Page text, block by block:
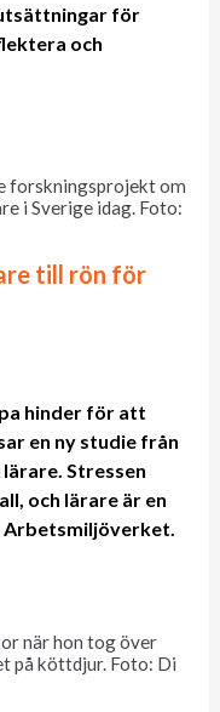
för
och
forskningsprojekt om
i Sverige idag. Foto:
till rön för
hinder för att
en ny studie från
Stressen
och lärare är en
när hon tog över
på köttdjur. Foto: Di